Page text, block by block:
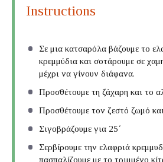
Instructions
Σε μια κατσαρόλα βάζουμε το
κρεμμύδια και σοτάρουμε σε
μέχρι να γίνουν διάφανα.
Προσθέτουμε τη ζάχαρη και το
Προσθέτουμε τον ζεστό ζωμό
Σιγοβράζουμε για 25΄
Σερβίρουμε την ελαφριά
πασπαλίζουμε με το τριμμένο